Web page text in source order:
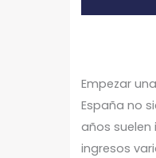
Empezar
España no
años
ingresos